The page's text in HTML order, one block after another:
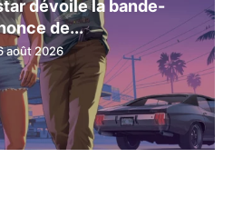
dévoile la bande-
de...
août 2026